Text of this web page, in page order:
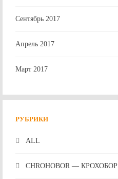
Сентябрь 2017
Апрель 2017
Март 2017
РУБРИКИ
ALL
CHROHOBOR — КРОХОБОР